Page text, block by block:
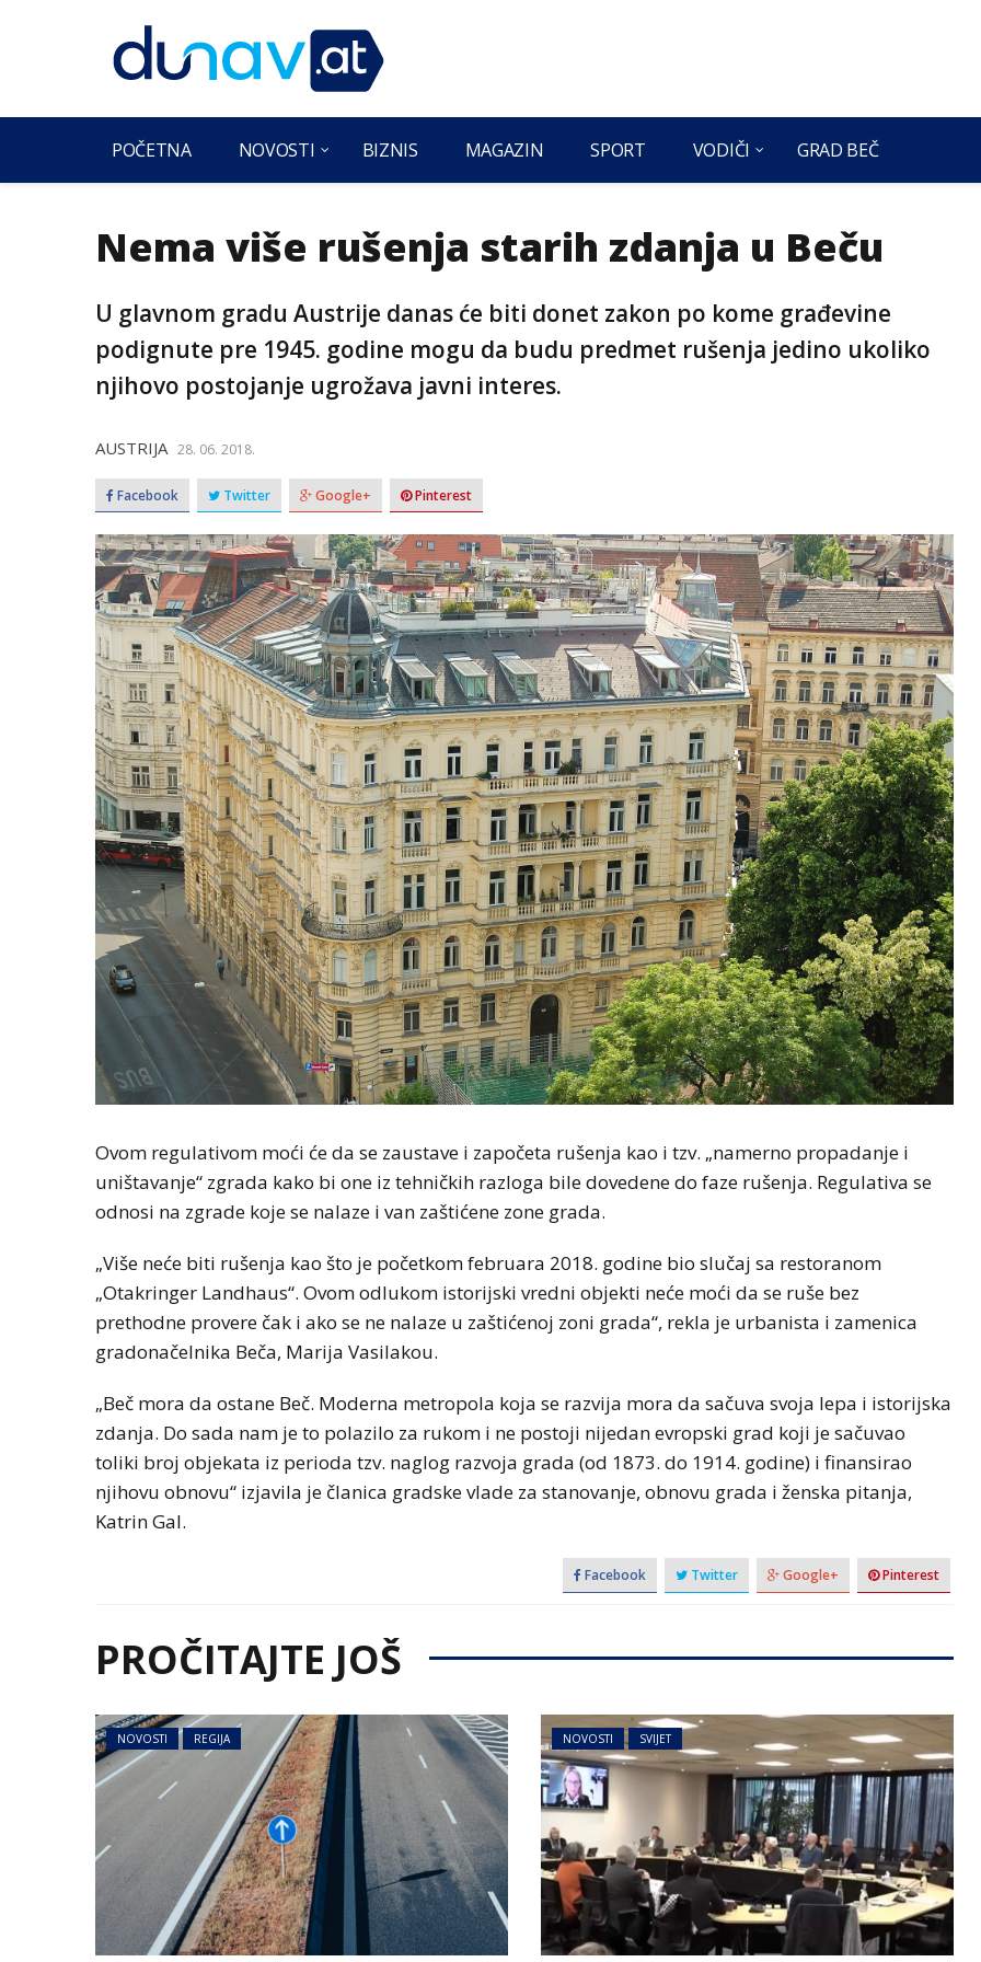
POČETNA NOVOSTI BIZNIS MAGAZIN SPORT VODIČI GRAD BEČ
Nema više rušenja starih zdanja u Beču
U glavnom gradu Austrije danas će biti donet zakon po kome građevine
podignute pre 1945. godine mogu da budu predmet rušenja jedino ukoliko
njihovo postojanje ugrožava javni interes.
AUSTRIJA 28. 06. 2018.
Facebook Twitter Google+ Pinterest
Ovom regulativom moći će da se zaustave i započeta rušenja kao i tzv. „namerno propadanje i
uništavanje“ zgrada kako bi one iz tehničkih razloga bile dovedene do faze rušenja. Regulativa se
odnosi na zgrade koje se nalaze i van zaštićene zone grada.
„Više neće biti rušenja kao što je početkom februara 2018. godine bio slučaj sa restoranom
„Otakringer Landhaus“. Ovom odlukom istorijski vredni objekti neće moći da se ruše bez
prethodne provere čak i ako se ne nalaze u zaštićenoj zoni grada“, rekla je urbanista i zamenica
gradonačelnika Beča, Marija Vasilakou.
„Beč mora da ostane Beč. Moderna metropola koja se razvija mora da sačuva svoja lepa i istorijska
zdanja. Do sada nam je to polazilo za rukom i ne postoji nijedan evropski grad koji je sačuvao
toliki broj objekata iz perioda tzv. naglog razvoja grada (od 1873. do 1914. godine) i finansirao
njihovu obnovu“ izjavila je članica gradske vlade za stanovanje, obnovu grada i ženska pitanja,
Katrin Gal.
Facebook Twitter Google+ Pinterest
PROČITAJTE JOŠ
NOVOSTI REGIJA NOVOSTI SVIJET